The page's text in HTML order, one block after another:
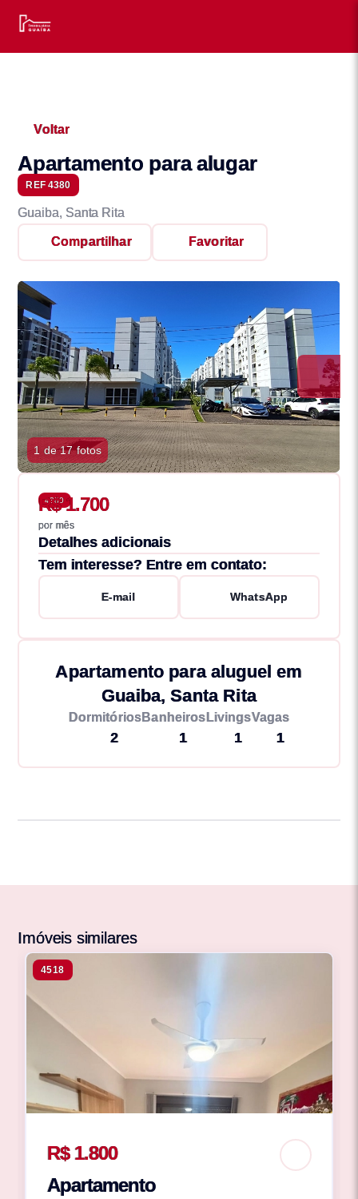
Voltar
Apartamento para alugar
REF 4380
Guaiba, Santa Rita
Compartilhar Favoritar
1 de 17 fotos
4380
R$ 1.700
por mês
Detalhes adicionais
Tem interesse? Entre em contato:
E-mail WhatsApp
Apartamento para aluguel em
Guaiba, Santa Rita
Dormitórios
2
Banheiros
1
Livings
1
Vagas
1
Imóveis similares
4518
R$ 1.800
Apartamento